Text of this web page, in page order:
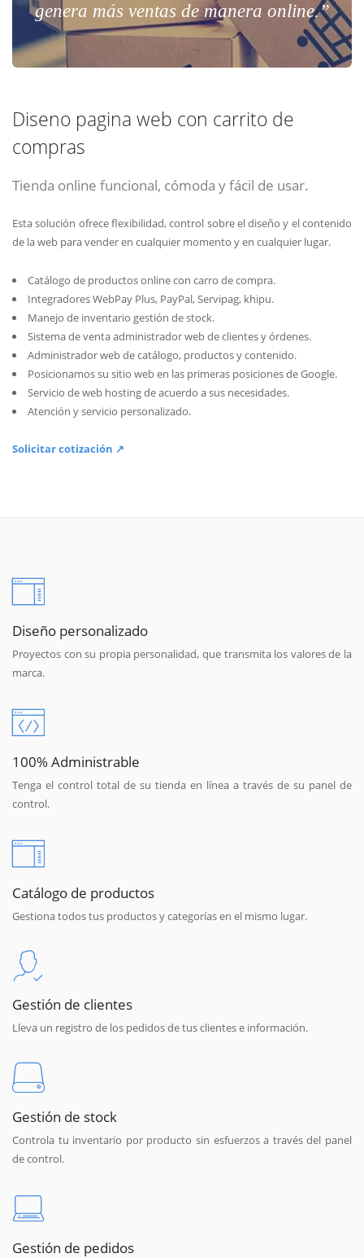
genera más ventas de manera online.”
Diseno pagina web con carrito de
compras
Tienda online funcional, cómoda y fácil de usar.
Esta solución ofrece flexibilidad, control sobre el diseño y el contenido
de la web para vender en cualquier momento y en cualquier lugar.
Catálogo de productos online con carro de compra.
Integradores WebPay Plus, PayPal, Servipag, khipu.
Manejo de inventario gestión de stock.
Sistema de venta administrador web de clientes y órdenes.
Administrador web de catálogo, productos y contenido.
Posicionamos su sitio web en las primeras posiciones de Google.
Servicio de web hosting de acuerdo a sus necesidades.
Atención y servicio personalizado.
Solicitar cotización ↗
Diseño personalizado
Proyectos con su propia personalidad, que transmita los valores de la
marca.
100% Administrable
Tenga el control total de su tienda en línea a través de su panel de
control.
Catálogo de productos
Gestiona todos tus productos y categorías en el mismo lugar.
Gestión de clientes
Lleva un registro de los pedidos de tus clientes e información.
Gestión de stock
Controla tu inventario por producto sin esfuerzos a través del panel
de control.
Gestión de pedidos